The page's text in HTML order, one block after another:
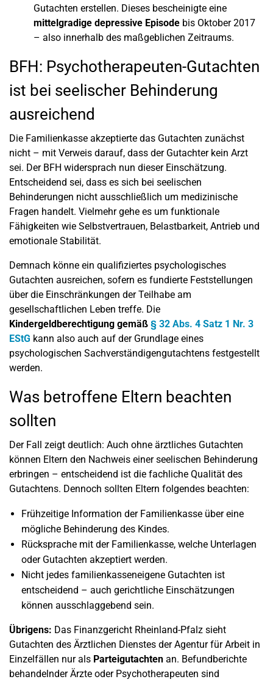
Gutachten erstellen. Dieses bescheinigte eine
mittelgradige depressive Episode bis Oktober 2017
– also innerhalb des maßgeblichen Zeitraums.
BFH: Psychotherapeuten-Gutachten
ist bei seelischer Behinderung
ausreichend
Die Familienkasse akzeptierte das Gutachten zunächst
nicht – mit Verweis darauf, dass der Gutachter kein Arzt
sei. Der BFH widersprach nun dieser Einschätzung.
Entscheidend sei, dass es sich bei seelischen
Behinderungen nicht ausschließlich um medizinische
Fragen handelt. Vielmehr gehe es um funktionale
Fähigkeiten wie Selbstvertrauen, Belastbarkeit, Antrieb und
emotionale Stabilität.
Demnach könne ein qualifiziertes psychologisches
Gutachten ausreichen, sofern es fundierte Feststellungen
über die Einschränkungen der Teilhabe am
gesellschaftlichen Leben treffe. Die
Kindergeldberechtigung gemäß § 32 Abs. 4 Satz 1 Nr. 3
EStG kann also auch auf der Grundlage eines
psychologischen Sachverständigengutachtens festgestellt
werden.
Was betroffene Eltern beachten
sollten
Der Fall zeigt deutlich: Auch ohne ärztliches Gutachten
können Eltern den Nachweis einer seelischen Behinderung
erbringen – entscheidend ist die fachliche Qualität des
Gutachtens. Dennoch sollten Eltern folgendes beachten:
Frühzeitige Information der Familienkasse über eine
mögliche Behinderung des Kindes.
Rücksprache mit der Familienkasse, welche Unterlagen
oder Gutachten akzeptiert werden.
Nicht jedes familienkasseneigene Gutachten ist
entscheidend – auch gerichtliche Einschätzungen
können ausschlaggebend sein.
Übrigens: Das Finanzgericht Rheinland-Pfalz sieht
Gutachten des Ärztlichen Dienstes der Agentur für Arbeit in
Einzelfällen nur als Parteigutachten an. Befundberichte
behandelnder Ärzte oder Psychotherapeuten sind